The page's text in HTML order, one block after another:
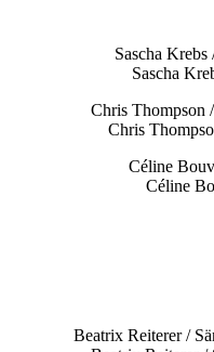
Sascha
Chris
Céline